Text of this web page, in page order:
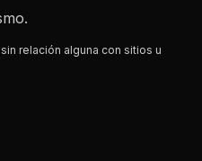
relación alguna con sitios u